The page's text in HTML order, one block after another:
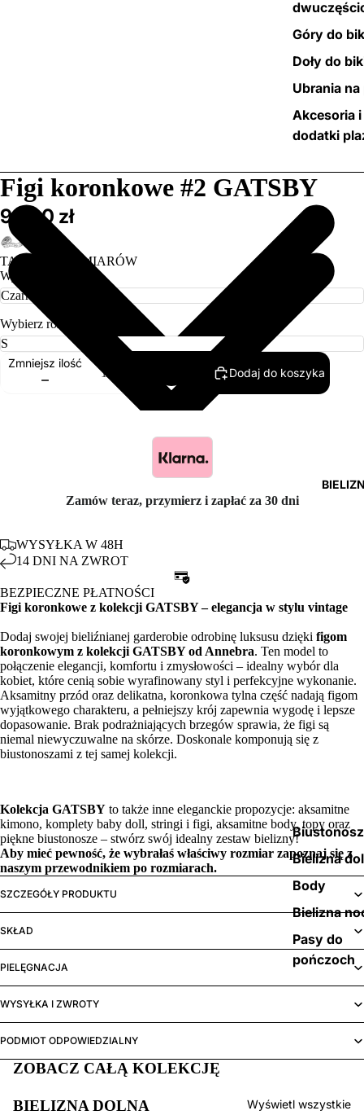
Góry do
Doły do
Ubrania na
Akcesoria i
dodatki
Bielizna
Body
Bielizna
Pasy do
pończoch
Figi koronkowe #2 GATSBY
99,00 zł
TABELA ROZMIARÓW
Wybierz kolor
Wybierz rozmiar
Zmniejsz ilość
Dodaj do koszyka
Zamów teraz, przymierz i zapłać za 30 dni
WYSYŁKA W 48H
14 DNI NA ZWROT
BEZPIECZNE PŁATNOŚCI
Figi koronkowe z kolekcji GATSBY – elegancja w stylu vintage
Dodaj swojej bieliźnianej garderobie odrobinę luksusu dzięki figom
koronkowym z kolekcji GATSBY od Annebra. Ten model to
połączenie elegancji, komfortu i zmysłowości – idealny wybór dla
kobiet, które cenią sobie wyrafinowany styl i perfekcyjne wykonanie.
Aksamitny przód oraz delikatna, koronkowa tylna część nadają figom
wyjątkowego charakteru, a pełniejszy krój zapewnia wygodę i lepsze
dopasowanie. Brak podrażniających brzegów sprawia, że figi są
niemal niewyczuwalne na skórze. Doskonale komponują się z
biustonoszami z tej samej kolekcji.
Kolekcja GATSBY to także inne eleganckie propozycje: aksamitne
kimono, komplety baby doll, stringi i figi, aksamitne body, topy oraz
piękne biustonosze – stwórz swój idealny zestaw bielizny!
Aby mieć pewność, że wybrałaś właściwy rozmiar zapoznaj się z
naszym przewodnikiem po rozmiarach.
SZCZEGÓŁY PRODUKTU
SKŁAD
PIELĘGNACJA
WYSYŁKA I ZWROTY
PODMIOT ODPOWIEDZIALNY
ZOBACZ CAŁĄ KOLEKCJĘ
BIELIZNA DOLNA Wyświetl wszystkie